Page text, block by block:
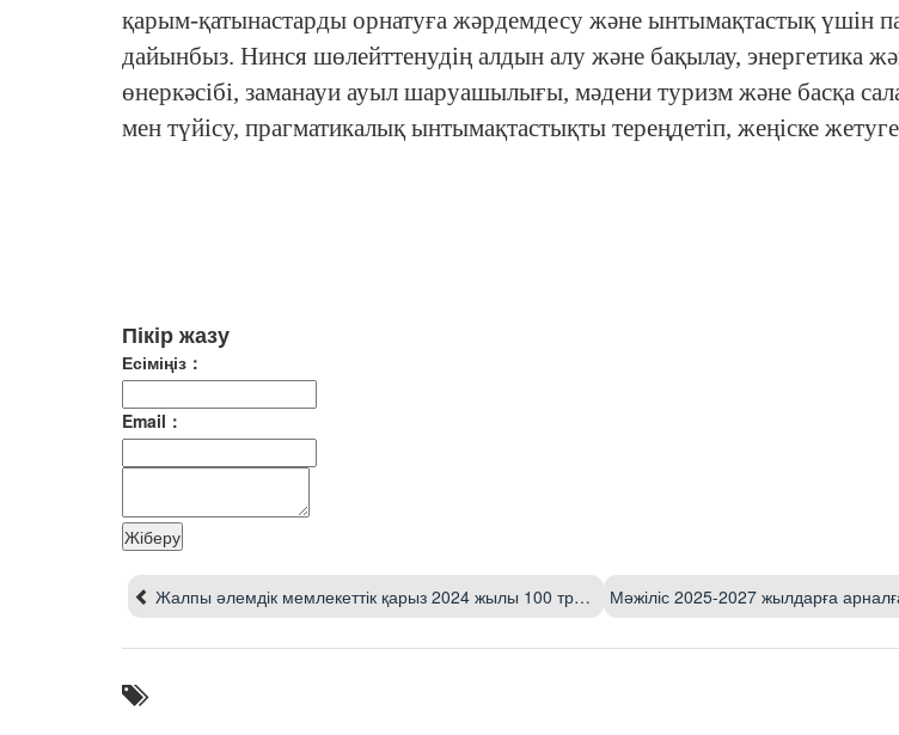
қарым-қатынастарды орнатуға жәрдемдесу және ынтымақтастық үшін
дайынбыз. Нинся шөлейттенудің алдын алу және бақылау, энергетика
өнеркәсібі, заманауи ауыл шаруашылығы, мәдени туризм және басқа
мен түйісу, прагматикалық ынтымақтастықты тереңдетіп, жеңіске
Пікір жазу
Есіміңіз：
Email：
Жалпы әлемдік мемлекеттік қарыз 2024 жылы 100 триллион доллардан асады